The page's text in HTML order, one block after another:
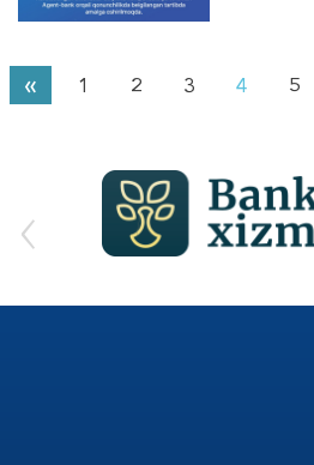
« 1 2 3 4 5
‹